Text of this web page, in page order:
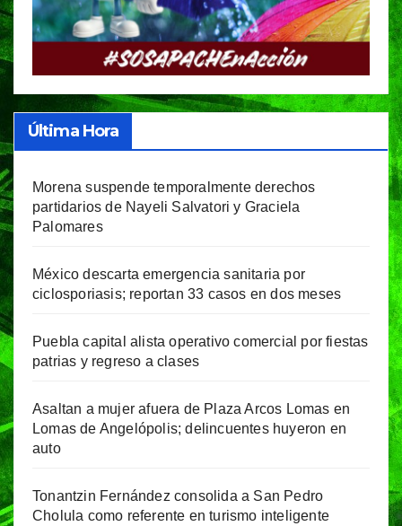
Última Hora
Morena suspende temporalmente derechos
partidarios de Nayeli Salvatori y Graciela
Palomares
México descarta emergencia sanitaria por
ciclosporiasis; reportan 33 casos en dos meses
Puebla capital alista operativo comercial por fiestas
patrias y regreso a clases
Asaltan a mujer afuera de Plaza Arcos Lomas en
Lomas de Angelópolis; delincuentes huyeron en
auto
Tonantzin Fernández consolida a San Pedro
Cholula como referente en turismo inteligente